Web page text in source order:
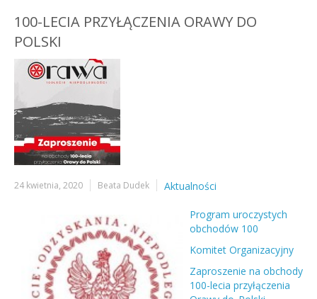
100-LECIA PRZYŁĄCZENIA ORAWY DO
POLSKI
24 kwietnia, 2020 Beata Dudek Aktualności
Program uroczystych
obchodów 100
Komitet Organizacyjny
Zaproszenie na obchody
100-lecia przyłączenia